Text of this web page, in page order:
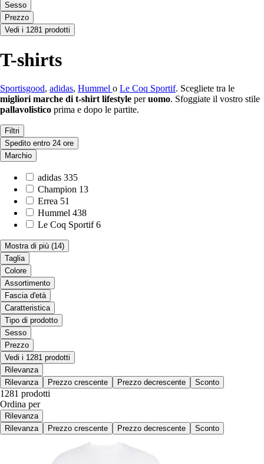
Sesso
Prezzo
Vedi i 1281 prodotti
T-shirts
Sportisgood, adidas, Hummel o Le Coq Sportif. Scegliete tra le
migliori marche di t-shirt lifestyle peruomo. Sfoggiate il vostro stile
pallavolistico prima e dopo le partite.
Filtri
Spedito entro 24 ore
Marchio
adidas 335
Champion 13
Errea 51
Hummel 438
Le Coq Sportif 6
Mostra di più (14)
Taglia
Colore
Assortimento
Fascia d'età
Caratteristica
Tipo di prodotto
Sesso
Prezzo
Vedi i 1281 prodotti
Rilevanza
Rilevanza
Prezzo crescente Prezzo decrescente Sconto
1281 prodotti
Ordina per
Rilevanza
Rilevanza
Prezzo crescente Prezzo decrescente Sconto